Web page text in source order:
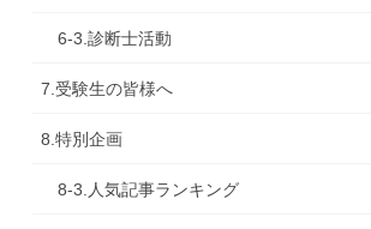
6-3.診断士活動
7.受験生の皆様へ
8.特別企画
8-3.人気記事ランキング